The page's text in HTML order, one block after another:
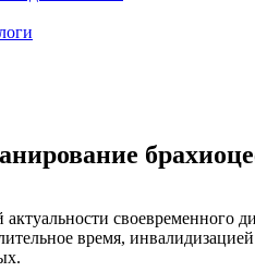
своевременного
время,